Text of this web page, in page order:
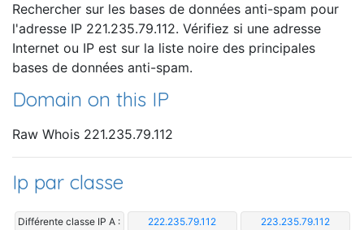
Rechercher sur les bases de données anti-spam pour
l'adresse IP 221.235.79.112. Vérifiez si une adresse
Internet ou IP est sur la liste noire des principales
bases de données anti-spam.
Domain on this IP
Raw Whois 221.235.79.112
Ip par classe
Différente classe IP A : 222.235.79.112 223.235.79.112